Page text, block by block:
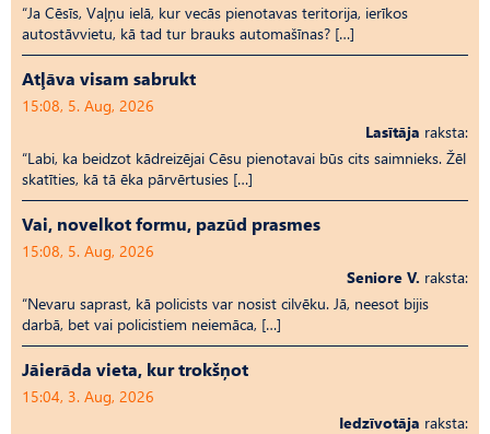
“Ja Cēsīs, Vaļņu ielā, kur vecās pienotavas teritorija, ierīkos
autostāvvietu, kā tad tur brauks automašīnas? […]
Atļāva visam sabrukt
15:08, 5. Aug, 2026
Lasītāja raksta:
“Labi, ka beidzot kādreizējai Cēsu pienotavai būs cits saimnieks. Žēl
skatīties, kā tā ēka pārvērtusies […]
Vai, novelkot formu, pazūd prasmes
15:08, 5. Aug, 2026
Seniore V. raksta:
“Nevaru saprast, kā policists var nosist cilvēku. Jā, neesot bijis
darbā, bet vai policistiem neiemāca, […]
Jāierāda vieta, kur trokšņot
15:04, 3. Aug, 2026
Iedzīvotāja raksta: